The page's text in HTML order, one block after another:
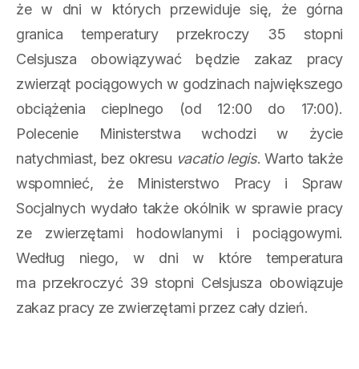
że w dni w których przewiduje się, że górna
granica temperatury przekroczy 35 stopni
Celsjusza obowiązywać będzie zakaz pracy
zwierząt pociągowych w godzinach największego
obciążenia cieplnego (od 12:00 do 17:00).
Polecenie Ministerstwa wchodzi w życie
natychmiast, bez okresu vacatio legis. Warto także
wspomnieć, że Ministerstwo Pracy i Spraw
Socjalnych wydało także okólnik w sprawie pracy
ze zwierzętami hodowlanymi i pociągowymi.
Według niego, w dni w które temperatura
ma przekroczyć 39 stopni Celsjusza obowiązuje
zakaz pracy ze zwierzętami przez cały dzień.